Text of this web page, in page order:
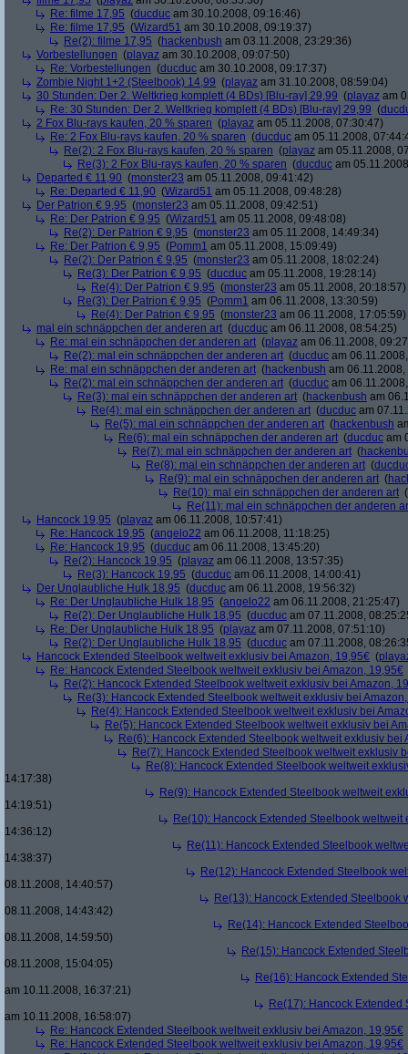
Re: filme 17,95 (ducduc am 30.10.2008, 09:16:46)
Re: filme 17,95 (Wizard51 am 30.10.2008, 09:19:37)
Re(2): filme 17,95 (hackenbush am 03.11.2008, 23:29:36)
Vorbestellungen (playaz am 30.10.2008, 09:07:50)
Re: Vorbestellungen (ducduc am 30.10.2008, 09:17:37)
Zombie Night 1+2 (Steelbook) 14,99 (playaz am 31.10.2008, 08:59:04)
30 Stunden: Der 2. Weltkrieg komplett (4 BDs) [Blu-ray] 29,99 (playaz am
Re: 30 Stunden: Der 2. Weltkrieg komplett (4 BDs) [Blu-ray] 29,99 (
2 Fox Blu-rays kaufen, 20 % sparen (playaz am 05.11.2008, 07:30:47)
Re: 2 Fox Blu-rays kaufen, 20 % sparen (ducduc am 05.11.2008,
Re(2): 2 Fox Blu-rays kaufen, 20 % sparen (playaz am 05.11.2008,
Re(3): 2 Fox Blu-rays kaufen, 20 % sparen (ducduc am
Departed € 11,90 (monster23 am 05.11.2008, 09:41:42)
Re: Departed € 11,90 (Wizard51 am 05.11.2008, 09:48:28)
Der Patrion € 9,95 (monster23 am 05.11.2008, 09:42:51)
Re: Der Patrion € 9,95 (Wizard51 am 05.11.2008, 09:48:08)
Re(2): Der Patrion € 9,95 (monster23 am 05.11.2008, 14:49:34)
Re: Der Patrion € 9,95 (Pomm1 am 05.11.2008, 15:09:49)
Re(2): Der Patrion € 9,95 (monster23 am 05.11.2008, 18:02:24)
Re(3): Der Patrion € 9,95 (ducduc am 05.11.2008, 19:28:14)
Re(4): Der Patrion € 9,95 (monster23 am 05.11.2008, 20:18:57)
Re(3): Der Patrion € 9,95 (Pomm1 am 06.11.2008, 13:30:59)
Re(4): Der Patrion € 9,95 (monster23 am 06.11.2008, 17:05:59)
mal ein schnäppchen der anderen art (ducduc am 06.11.2008, 08:54:25)
Re: mal ein schnäppchen der anderen art (playaz am 06.11.2008,
Re(2): mal ein schnäppchen der anderen art (ducduc am
Re: mal ein schnäppchen der anderen art (hackenbush am
Re(2): mal ein schnäppchen der anderen art (ducduc am
Re(3): mal ein schnäppchen der anderen art (hackenbush am
Re(4): mal ein schnäppchen der anderen art (ducduc am
Re(5): mal ein schnäppchen der anderen art (hackenbush
Re(6): mal ein schnäppchen der anderen art (ducduc am
Re(7): mal ein schnäppchen der anderen art (
Re(8): mal ein schnäppchen der anderen art (
Re(9): mal ein schnäppchen der anderen art (
Re(10): mal ein schnäppchen der anderen art (
Re(11): mal ein schnäppchen der anderen
Hancock 19,95 (playaz am 06.11.2008, 10:57:41)
Re: Hancock 19,95 (angelo22 am 06.11.2008, 11:18:25)
Re: Hancock 19,95 (ducduc am 06.11.2008, 13:45:20)
Re(2): Hancock 19,95 (playaz am 06.11.2008, 13:57:35)
Re(3): Hancock 19,95 (ducduc am 06.11.2008, 14:00:41)
Der Unglaubliche Hulk 18,95 (ducduc am 06.11.2008, 19:56:32)
Re: Der Unglaubliche Hulk 18,95 (angelo22 am 06.11.2008, 21:25:47)
Re(2): Der Unglaubliche Hulk 18,95 (ducduc am 07.11.2008,
Re: Der Unglaubliche Hulk 18,95 (playaz am 07.11.2008, 07:51:10)
Re(2): Der Unglaubliche Hulk 18,95 (ducduc am 07.11.2008,
Hancock Extended Steelbook weltweit exklusiv bei Amazon, 19,95€ (
Re: Hancock Extended Steelbook weltweit exklusiv bei Amazon, 19,95€
Re(2): Hancock Extended Steelbook weltweit exklusiv bei Amazon,
Re(3): Hancock Extended Steelbook weltweit exklusiv bei
Re(4): Hancock Extended Steelbook weltweit exklusiv bei
Re(5): Hancock Extended Steelbook weltweit exklusiv bei
Re(6): Hancock Extended Steelbook weltweit exklusiv bei
Re(7): Hancock Extended Steelbook weltweit exklusiv
Re(8): Hancock Extended Steelbook weltweit
14:17:38)
Re(9): Hancock Extended Steelbook weltweit
14:19:51)
Re(10): Hancock Extended Steelbook weltweit
14:36:12)
Re(11): Hancock Extended Steelbook
14:38:37)
Re(12): Hancock Extended Steelbook
08.11.2008, 14:40:57)
Re(13): Hancock Extended Steelbook
08.11.2008, 14:43:42)
Re(14): Hancock Extended
08.11.2008, 14:59:50)
Re(15): Hancock Extended
08.11.2008, 15:04:05)
Re(16): Hancock Extended
am 10.11.2008, 16:37:21)
Re(17): Hancock
am 10.11.2008, 16:58:07)
Re: Hancock Extended Steelbook weltweit exklusiv bei Amazon, 19,95€
Re: Hancock Extended Steelbook weltweit exklusiv bei Amazon, 19,95€